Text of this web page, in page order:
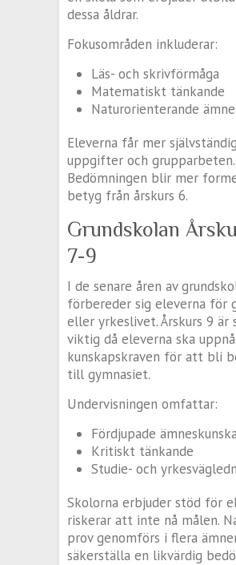
dessa åldrar.
Fokusområden inkluderar:
Läs- och skrivförmåga
Matematiskt tänkande
Naturorienterande
Eleverna får mer
uppgifter och grupparbeten.
Bedömningen blir mer
betyg från årskurs 6.
Grundskolan
7-9
I de senare åren av
förbereder sig eleverna för
eller yrkeslivet. Årskurs 9 är
viktig då eleverna ska uppnå
kunskapskraven för att bli
till gymnasiet.
Undervisningen omfattar:
Fördjupade
Kritiskt tänkande
Studie- och
Skolorna erbjuder stöd för
riskerar att inte nå målen.
prov genomförs i flera
säkerställa en likvärdig